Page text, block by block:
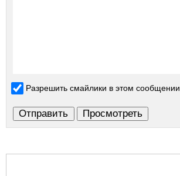
Разрешить смайлики в этом сообщении